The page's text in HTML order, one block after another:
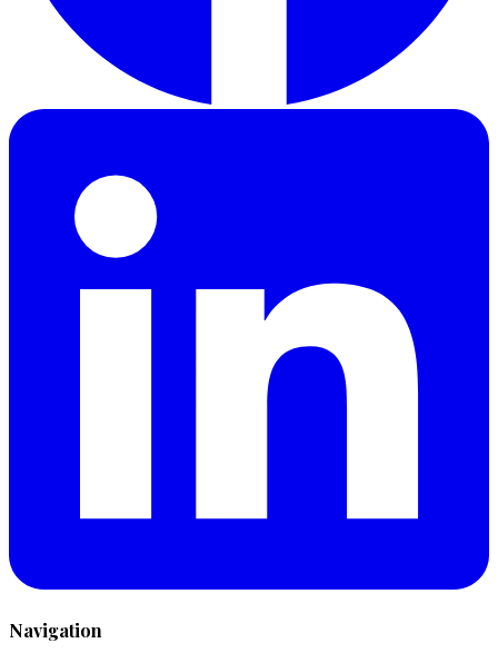
Navigation